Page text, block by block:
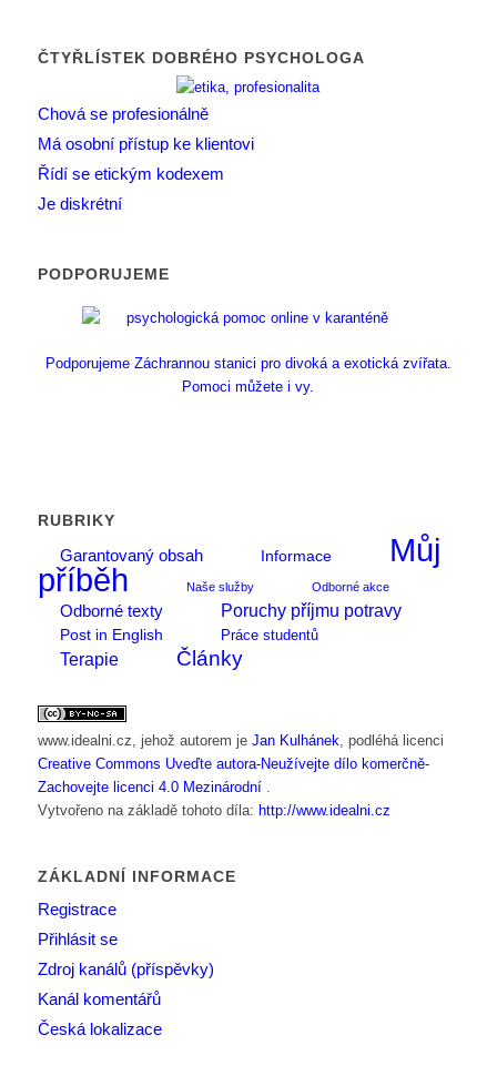
ČTYŘLÍSTEK DOBRÉHO PSYCHOLOGA
Chová se profesionálně
Má osobní přístup ke klientovi
Řídí se etickým kodexem
Je diskrétní
PODPORUJEME
Podporujeme Záchrannou stanici pro divoká a exotická zvířata.
Pomoci můžete i vy.
RUBRIKY
Garantovaný obsah
Informace
Můj
příběh
Naše služby Odborné akce
Odborné texty Poruchy příjmu potravy
Post in English Práce studentů
Terapie Články
www.idealni.cz , jehož autorem je Jan Kulhánek , podléhá licenci
Creative Commons Uveďte autora-Neužívejte dílo komerčně-
Zachovejte licenci 4.0 Mezinárodní
Vytvořeno na základě tohoto díla: http://www.idealni.cz
ZÁKLADNÍ INFORMACE
Registrace
Přihlásit se
Zdroj kanálů (příspěvky)
Kanál komentářů
Česká lokalizace